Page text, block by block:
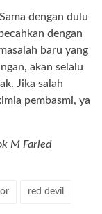
dengan dulu
dengan
baru yang
akan selalu
Jika salah
pembasmi, ya
M Faried
red devil